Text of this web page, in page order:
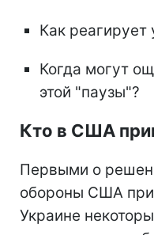
Как реагирует
Когда могут
этой "паузы"?
Кто в США
Первыми о
обороны США
Украине